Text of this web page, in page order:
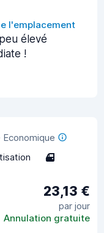
l'emplacement
élevé
!
Economique
4
23,13 €
par jour
Annulation gratuite